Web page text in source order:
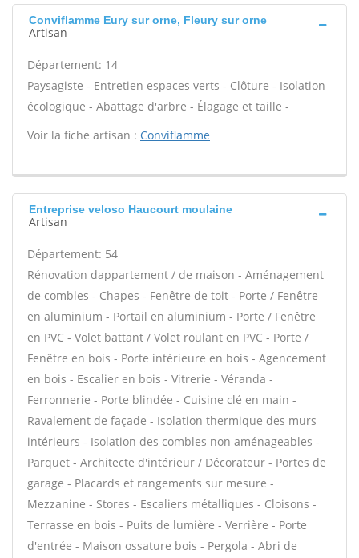
Conviflamme Eury sur orne, Fleury sur orne
Artisan
Département: 14
Paysagiste - Entretien espaces verts - Clôture - Isolation
écologique - Abattage d'arbre - Élagage et taille -
Voir la fiche artisan : Conviflamme
Entreprise veloso Haucourt moulaine
Artisan
Département: 54
Rénovation dappartement / de maison - Aménagement
de combles - Chapes - Fenêtre de toit - Porte / Fenêtre
en aluminium - Portail en aluminium - Porte / Fenêtre
en PVC - Volet battant / Volet roulant en PVC - Porte /
Fenêtre en bois - Porte intérieure en bois - Agencement
en bois - Escalier en bois - Vitrerie - Véranda -
Ferronnerie - Porte blindée - Cuisine clé en main -
Ravalement de façade - Isolation thermique des murs
intérieurs - Isolation des combles non aménageables -
Parquet - Architecte d'intérieur / Décorateur - Portes de
garage - Placards et rangements sur mesure -
Mezzanine - Stores - Escaliers métalliques - Cloisons -
Terrasse en bois - Puits de lumière - Verrière - Porte
d'entrée - Maison ossature bois - Pergola - Abri de